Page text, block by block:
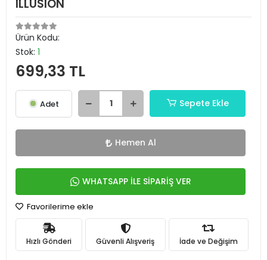
ILLUSION
Ürün Kodu:
Stok: 1
699,33 TL
Adet Sepete Ekle
Hemen Al
WHATSAPP İLE SİPARİŞ VER
Favorilerime ekle
Hızlı Gönderi Güvenli Alışveriş İade ve Değişim